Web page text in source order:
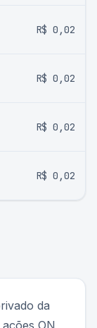
R$ 0,02
R$ 0,02
R$ 0,02
R$ 0,02
da
ON